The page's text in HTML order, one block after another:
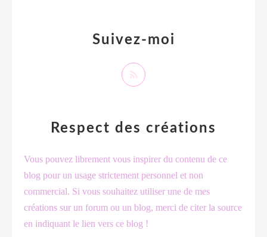
Suivez-moi
Respect des créations
Vous pouvez librement vous inspirer du contenu de ce
blog pour un usage strictement personnel et non
commercial. Si vous souhaitez utiliser une de mes
créations sur un forum ou un blog, merci de citer la source
en indiquant le lien vers ce blog !